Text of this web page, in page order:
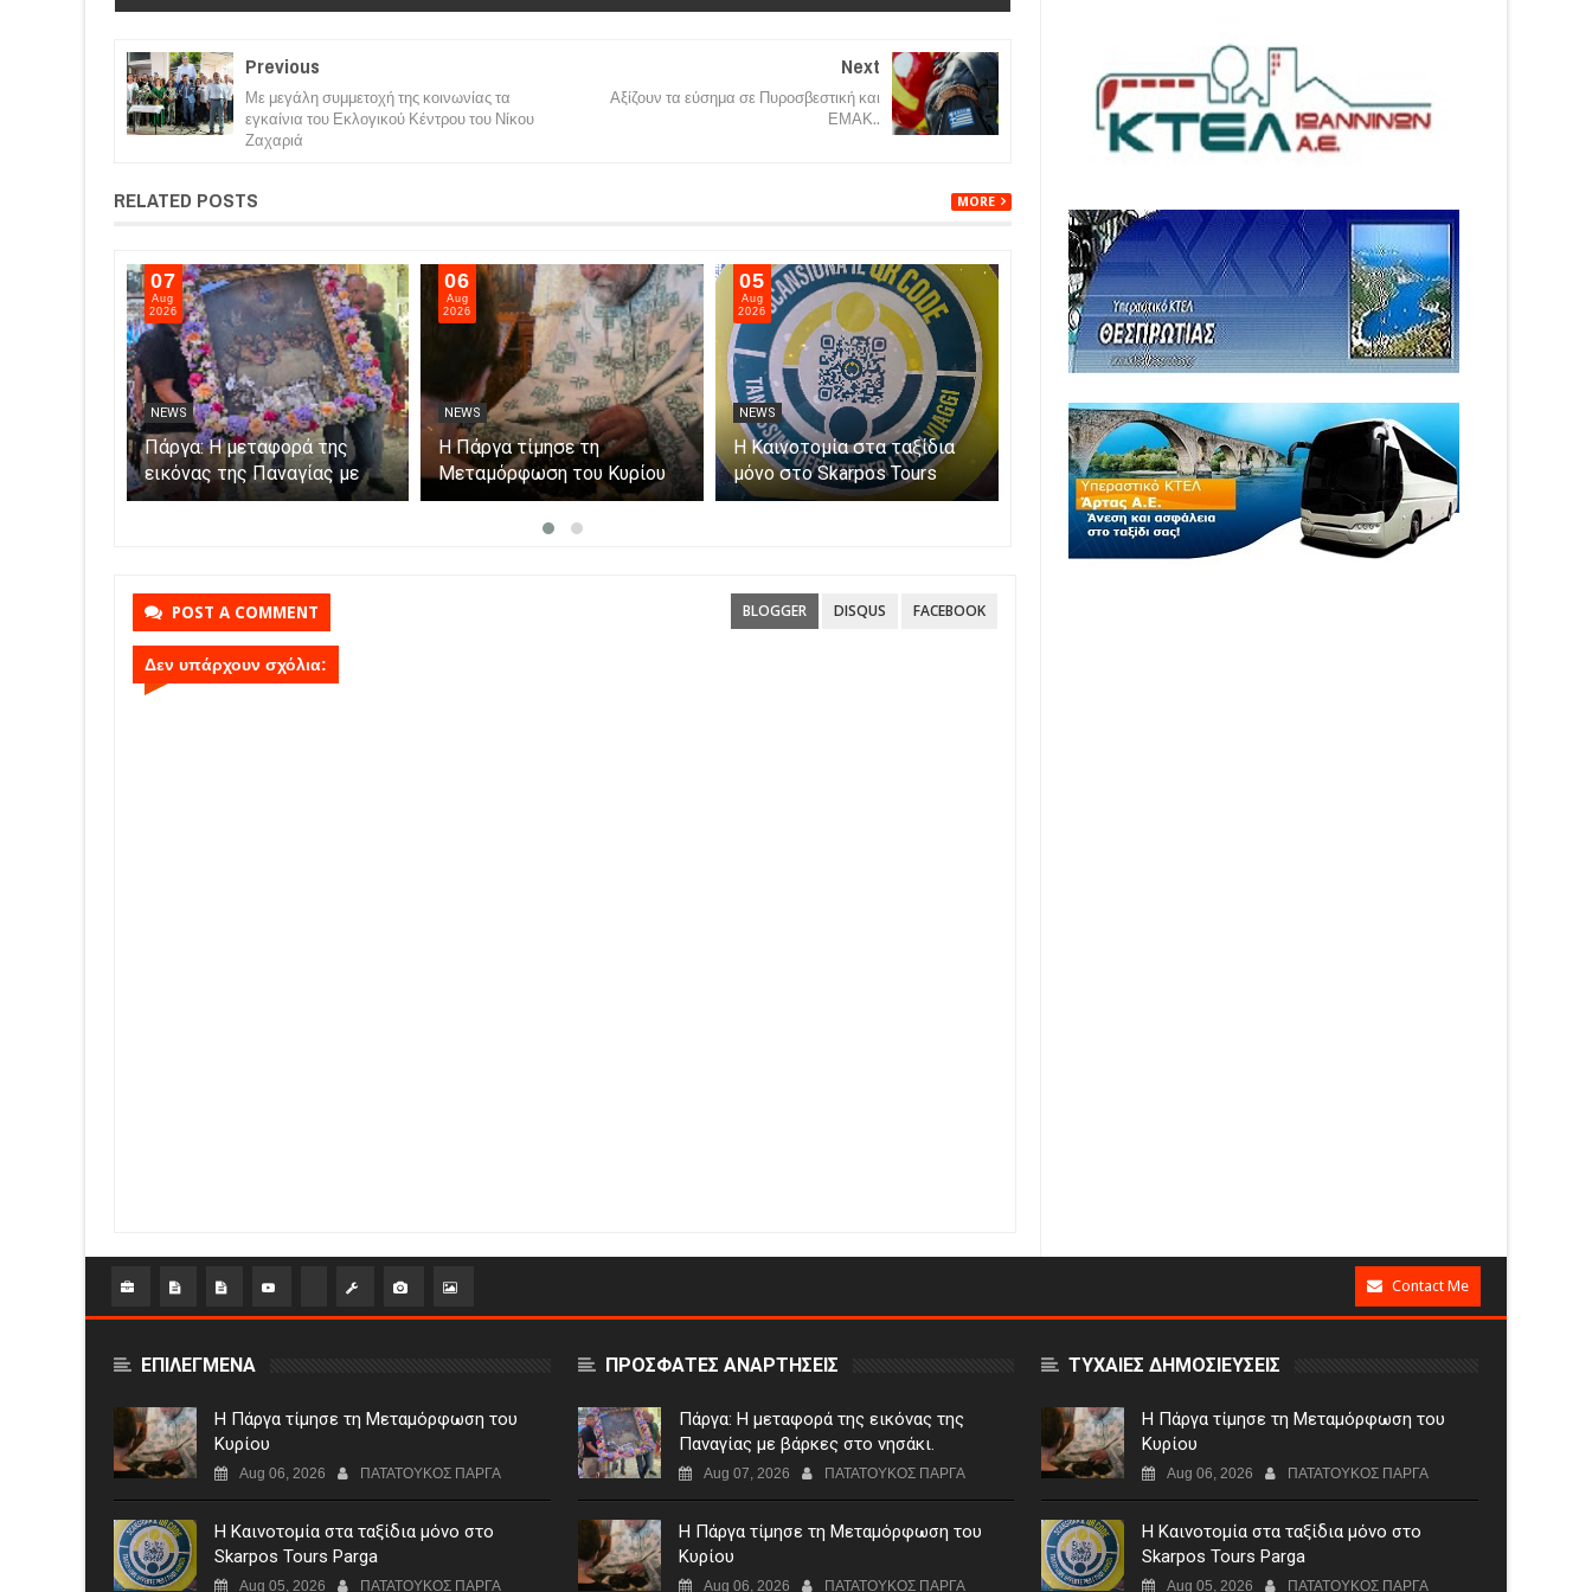
Previous
Με μεγάλη συμμετοχή της κοινωνίας τα
εγκαίνια του Εκλογικού Κέντρου του Νίκου
Ζαχαριά
Next
Αξίζουν τα εύσημα σε Πυροσβεστική και
ΕΜΑΚ..
RELATED POSTS MORE
07
Aug
2026
NEWS
Πάργα: Η μεταφορά της
εικόνας της Παναγίας με
βάρκες στο νησάκι.
06
Aug
2026
NEWS
Η Πάργα τίμησε τη
Μεταμόρφωση του Κυρίου
05
Aug
2026
NEWS
Η Καινοτομία στα ταξίδια
μόνο στο Skarpos Tours
Parga
NEWS
Άνοιξε η πλατφόρμα
myAGRO για τις αγροτικές
ενισχύσεις 2026 – Πώς
υποβάλλεται η Ενιαία
Αίτηση Ενίσχυσης
05
Aug
2026
NEWS
Αυξήθηκαν τα τροχαία και οι
νεκροί στην Ήπειρο τον
Ιούλιο – Πάνω από 5.500
παραβάσεις
POST A COMMENT BLOGGER DISQUS FACEBOOK
Δεν υπάρχουν σχόλια:
Contact Me
ΕΠΙΛΕΓΜΕΝΑ
Η Πάργα τίμησε τη Μεταμόρφωση του
Κυρίου
Aug 06, 2026 ΠΑΤΑΤΟΥΚΟΣ ΠΑΡΓΑ
Η Καινοτομία στα ταξίδια μόνο στο
Skarpos Tours Parga
Aug 05, 2026 ΠΑΤΑΤΟΥΚΟΣ ΠΑΡΓΑ
ΠΡΟΣΦΑΤΕΣ ΑΝΑΡΤΗΣΕΙΣ
Πάργα: Η μεταφορά της εικόνας της
Παναγίας με βάρκες στο νησάκι.
Aug 07, 2026 ΠΑΤΑΤΟΥΚΟΣ ΠΑΡΓΑ
Η Πάργα τίμησε τη Μεταμόρφωση του
Κυρίου
Aug 06, 2026 ΠΑΤΑΤΟΥΚΟΣ ΠΑΡΓΑ
ΤΥΧΑΙΕΣ ΔΗΜΟΣΙΕΥΣΕΙΣ
Η Πάργα τίμησε τη Μεταμόρφωση του
Κυρίου
Aug 06, 2026 ΠΑΤΑΤΟΥΚΟΣ ΠΑΡΓΑ
Η Καινοτομία στα ταξίδια μόνο στο
Skarpos Tours Parga
Aug 05, 2026 ΠΑΤΑΤΟΥΚΟΣ ΠΑΡΓΑ